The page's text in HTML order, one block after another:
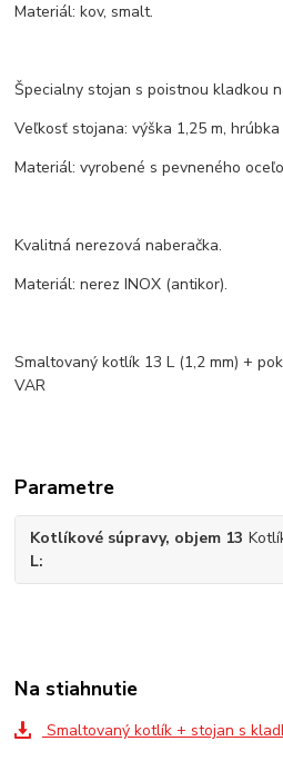
Materiál: kov, smalt.
Špecialny stojan s poistnou kladkou
Veľkosť stojana: výška 1,25 m, hrúbka
Materiál: vyrobené s pevneného
Kvalitná nerezová naberačka.
Materiál: nerez INOX (antikor).
Smaltovaný kotlík 13 L (1,2 mm) +
VAR
Parametre
Kotlíkové súpravy, objem 13
L
Na stiahnutie
Smaltovaný kotlík + stojan s